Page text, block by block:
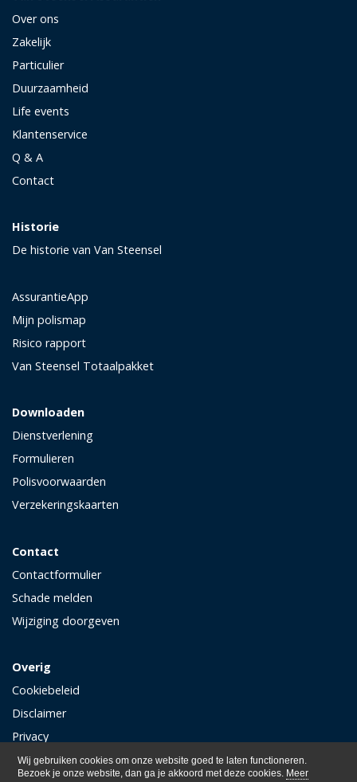
Wij gebruiken cookies om onze website goed te laten functioneren.
Bezoek je onze website, dan ga je akkoord met deze cookies. Meer
Over ons
Zakelijk
Particulier
Duurzaamheid
Life events
Klantenservice
Q & A
Contact
Historie
De historie van Van Steensel
AssurantieApp
Mijn polismap
Risico rapport
Van Steensel Totaalpakket
Downloaden
Dienstverlening
Formulieren
Polisvoorwaarden
Verzekeringskaarten
Contact
Contactformulier
Schade melden
Wijziging doorgeven
Overig
Cookiebeleid
Disclaimer
Privacy